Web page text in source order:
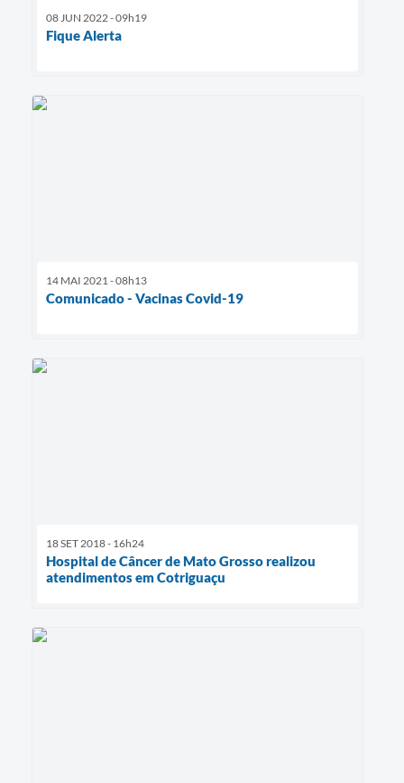
08 JUN 2022 - 09h19
Fique Alerta
14 MAI 2021 - 08h13
Comunicado - Vacinas Covid-19
18 SET 2018 - 16h24
Hospital de Câncer de Mato Grosso realizou
atendimentos em Cotriguaçu